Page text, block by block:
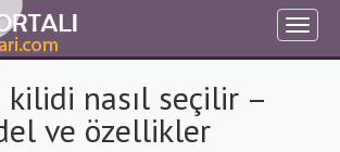
kilidi nasıl seçilir –
ve özellikler